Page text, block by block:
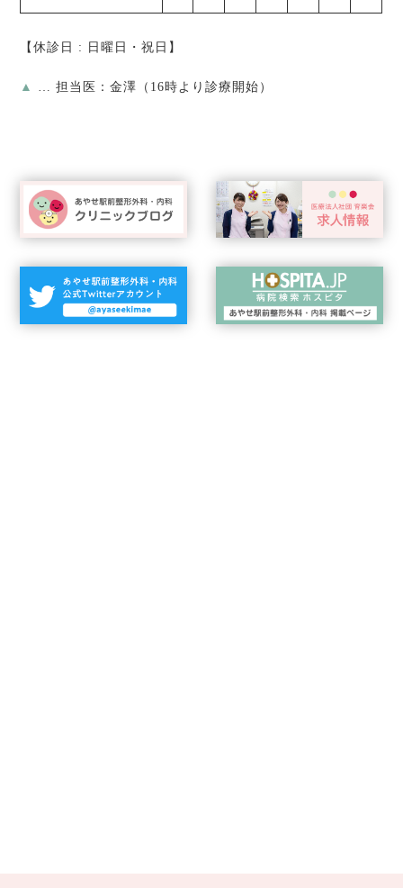
【休診日 : 日曜日・祝日】
▲ … 担当医：金澤（16時より診療開始）